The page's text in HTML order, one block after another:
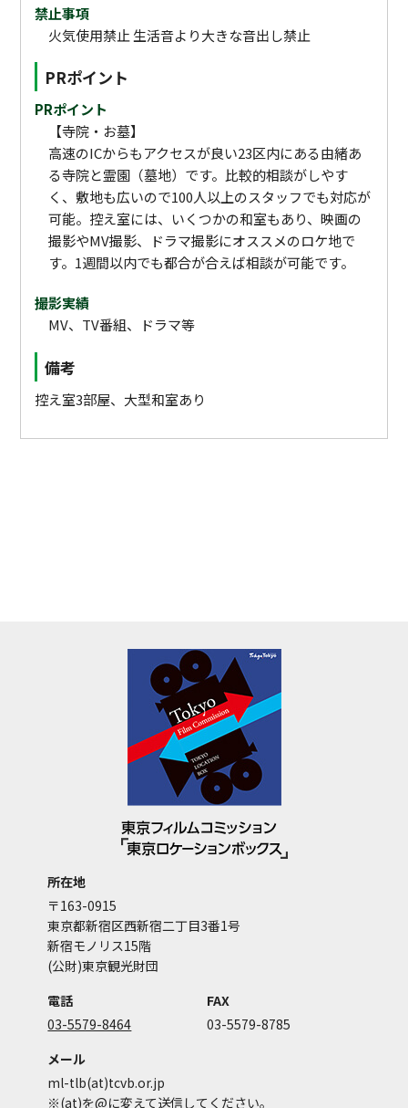
禁止事項
火気使用禁止 生活音より大きな音出し禁止
PRポイント
PRポイント
【寺院・お墓】
高速のICからもアクセスが良い23区内にある由緒あ
る寺院と霊園（墓地）です。比較的相談がしやす
く、敷地も広いので100人以上のスタッフでも対応が
可能。控え室には、いくつかの和室もあり、映画の
撮影やMV撮影、ドラマ撮影にオススメのロケ地で
す。1週間以内でも都合が合えば相談が可能です。
撮影実績
MV、TV番組、ドラマ等
備考
控え室3部屋、大型和室あり
所在地
〒163-0915
東京都新宿区西新宿二丁目3番1号
新宿モノリス15階
(公財)東京観光財団
電話
03-5579-8464
FAX
03-5579-8785
メール
ml-tlb(at)tcvb.or.jp
※(at)を@に変えて送信してください。